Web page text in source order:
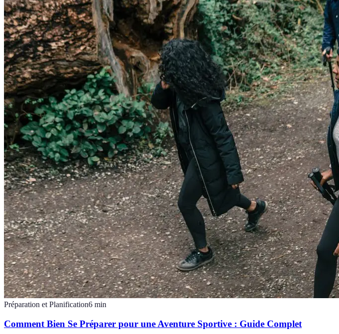
Préparation et Planification6 min
Comment Bien Se Préparer pour une Aventure Sportive : Guide Complet